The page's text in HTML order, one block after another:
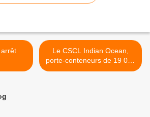
Le CSCL Indian Ocean,
porte-conteneurs de 19 000
EVP >